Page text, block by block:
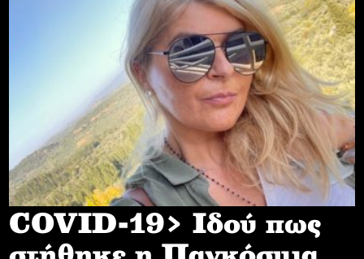
COVID-19> Iδού πως